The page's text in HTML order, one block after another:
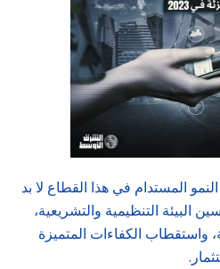
المستدام في هذا القطاع لا بد
البيئة التنظيمية والتشريعية،
واستقطاب الكفاءات المتميزة